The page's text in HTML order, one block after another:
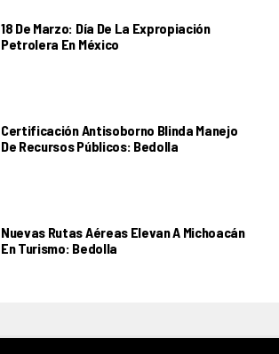
18 De Marzo: Día De La Expropiación
Petrolera En México
Certificación Antisoborno Blinda Manejo
De Recursos Públicos: Bedolla
Nuevas Rutas Aéreas Elevan A Michoacán
En Turismo: Bedolla